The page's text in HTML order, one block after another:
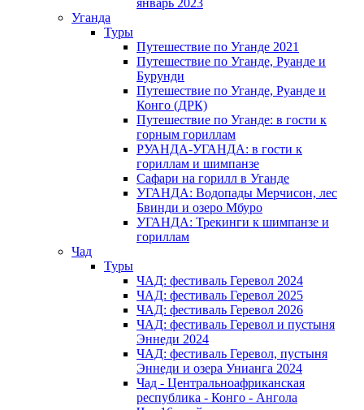
январь 2023
Уганда
Туры
Путешествие по Уганде 2021
Путешествие по Уганде, Руанде и
Бурунди
Путешествие по Уганде, Руанде и
Конго (ДРК)
Путешествие по Уганде: в гости к
горным гориллам
РУАНДА-УГАНДА: в гости к
гориллам и шимпанзе
Сафари на горилл в Уганде
УГАНДА: Водопады Мерчисон, лес
Бвинди и озеро Мбуро
УГАНДА: Трекинги к шимпанзе и
гориллам
Чад
Туры
ЧАД: фестиваль Геревол 2024
ЧАД: фестиваль Геревол 2025
ЧАД: фестиваль Геревол 2026
ЧАД: фестиваль Геревол и пустыня
Эннеди 2024
ЧАД: фестиваль Геревол, пустыня
Эннеди и озера Унианга 2024
Чад - Центральноафриканская
республика - Конго - Ангола